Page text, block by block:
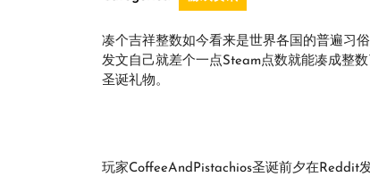
凑个吉祥整数如今看来是世界各国的普遍习
发文自己就差个一点Steam点数就能凑成整
圣诞礼物。
玩家CoffeeAndPistachios圣诞前夕在Reddit